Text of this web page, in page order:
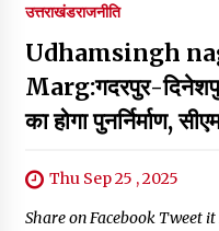
उत्तराखंडराजनीति
Udhamsingh
Marg:गदरपुर-
का होगा पुनर्निर्माण,
Thu Sep 25 , 2025
Share on Facebook Tweet